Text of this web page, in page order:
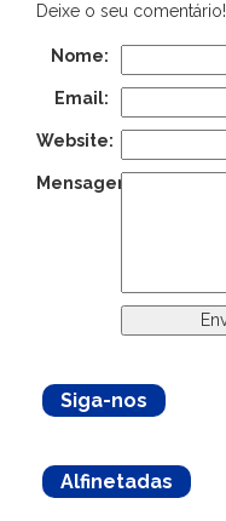
Deixe o seu comentário!
Nome:
Email:
Website:
Mensagem:
Siga-nos
Alfinetadas